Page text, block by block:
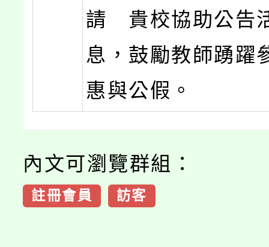
請 貴校協助公告
息，鼓勵教師踴躍
惠與公假。
內文可瀏覽群組：
註冊會員 訪客